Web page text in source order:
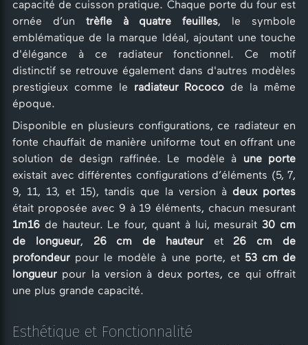
capacité de cuisson pratique. Chaque porte du four est
ornée d’un trèfle à quatre feuilles, le symbole
emblématique de la marque Idéal, ajoutant une touche
d'élégance à ce radiateur fonctionnel. Ce motif
distinctif se retrouve également dans d'autres modèles
prestigieux comme le radiateur Rococo de la même
époque.
Disponible en plusieurs configurations, ce radiateur en
fonte chauffait de manière uniforme tout en offrant une
solution de design raffinée. Le modèle à une porte
existait avec différentes configurations d’éléments (5, 7,
9, 11, 13, et 15), tandis que la version à deux portes
était proposée avec 9 à 19 éléments, chacun mesurant
1m16 de hauteur. Le four, quant à lui, mesurait30 cm
de longueur, 26 cm de hauteuret 26 cm de
profondeur pour le modèle à une porte, et 53 cm de
longueur pour la version à deux portes, ce qui offrait
une plus grande capacité.
Esthétique et Fonctionnalité